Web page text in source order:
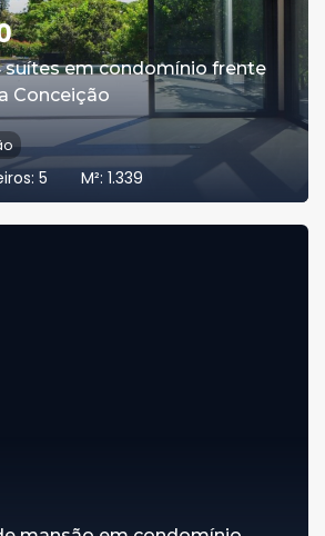
suítes em condomínio frente
Conceição
5 M²: 1.339